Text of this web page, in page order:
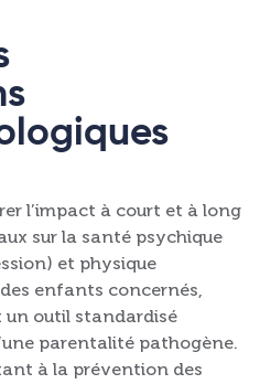
l’impact à court et à long
sur la santé psychique
et physique
enfants concernés,
outil standardisé
parentalité pathogène.
à la prévention des